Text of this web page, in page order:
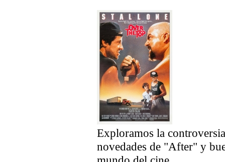
Exploramos la
novedades de "After" y